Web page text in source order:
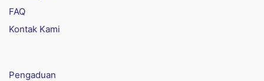
FAQ
Kontak Kami
Pengaduan